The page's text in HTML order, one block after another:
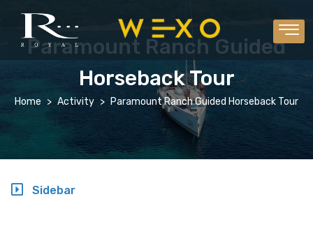
Paramount Ranch Guided
Horseback Tour
Home Activity Paramount Ranch Guided Horseback Tour
Sidebar